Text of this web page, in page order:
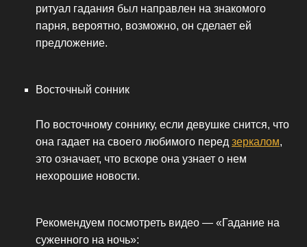
ритуал гадания был направлен на знакомого
парня, вероятно, возможно, он сделает ей
предложение.
Восточный сонник
По восточному соннику, если девушке снится, что
она гадает на своего любимого перед зеркалом,
это означает, что вскоре она узнает о нем
нехорошие новости.
Рекомендуем посмотреть видео — «Гадание на
суженного на ночь»: